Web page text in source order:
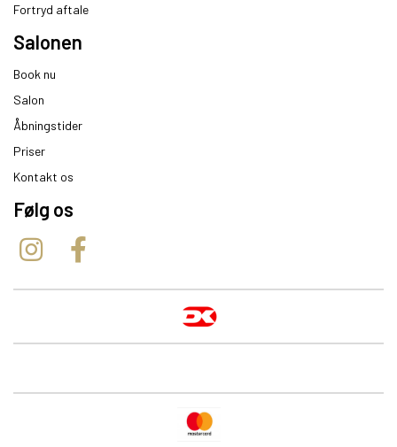
Fortryd aftale
Salonen
Book nu
Salon
Åbningstider
Priser
Kontakt os
Følg os